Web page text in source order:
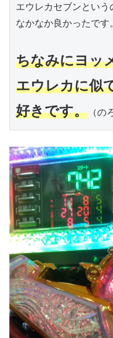
エウレカセブンという
なかなか良かったです。
ちなみにヨッ
エウレカに似
好きです。